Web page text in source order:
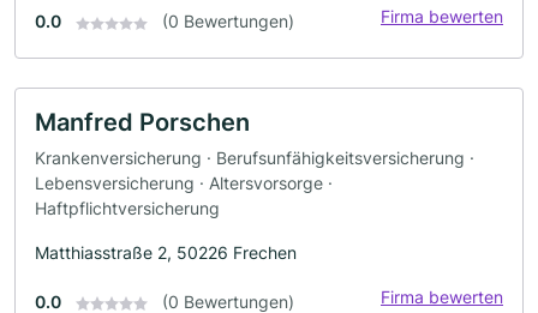
0.0 (0 Bewertungen) Firma bewerten
Manfred Porschen
Krankenversicherung · Berufsunfähigkeitsversicherung ·
Lebensversicherung · Altersvorsorge ·
Haftpflichtversicherung
Matthiasstraße 2, 50226 Frechen
0.0 (0 Bewertungen) Firma bewerten